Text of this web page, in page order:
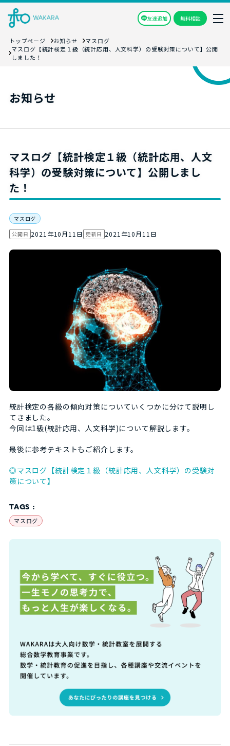
友達追加 無料相談
トップページ お知らせ
マスログ
マスログ【統計検定１級（統計応用、人文科学）の受験対策について】公開
しました！
お知らせ
マスログ【統計検定１級（統計応用、人文
科学）の受験対策について】公開しまし
た！
マスログ
公開日 2021年10月11日 更新日 2021年10月11日
統計検定の各級の傾向対策についていくつかに分けて説明し
てきました。
今回は1級(統計応用、人文科学)について解説します。
最後に参考テキストもご紹介します。
◎マスログ【統計検定１級（統計応用、人文科学）の受験対
策について】
TAGS :
マスログ